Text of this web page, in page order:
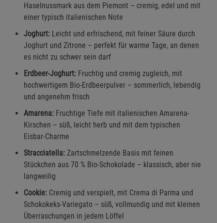
Haselnussmark aus dem Piemont – cremig, edel und mit
einer typisch italienischen Note
Joghurt: Leicht und erfrischend, mit feiner Säure durch
Joghurt und Zitrone – perfekt für warme Tage, an denen
es nicht zu schwer sein darf
Erdbeer-Joghurt: Fruchtig und cremig zugleich, mit
hochwertigem Bio-Erdbeerpulver – sommerlich, lebendig
und angenehm frisch
Amarena: Fruchtige Tiefe mit italienischen Amarena-
Kirschen – süß, leicht herb und mit dem typischen
Eisbar-Charme
Stracciatella: Zartschmelzende Basis mit feinen
Stückchen aus 70 % Bio-Schokolade – klassisch, aber nie
langweilig
Cookie: Cremig und verspielt, mit Crema di Parma und
Schokokeks-Variegato – süß, vollmundig und mit kleinen
Überraschungen in jedem Löffel